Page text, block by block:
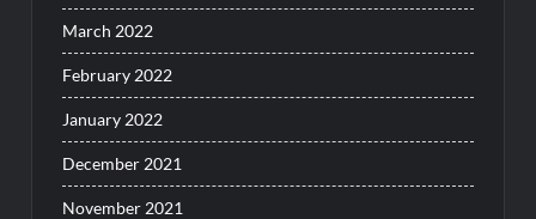
March 2022
February 2022
January 2022
December 2021
November 2021